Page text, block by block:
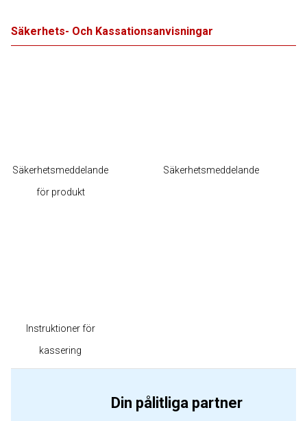
Säkerhets- Och Kassationsanvisningar
Säkerhetsmeddelande
för produkt
Säkerhetsmeddelande
Instruktioner för
kassering
Din pålitliga partner